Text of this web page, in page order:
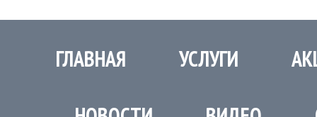
ГЛАВНАЯ УСЛУГИ